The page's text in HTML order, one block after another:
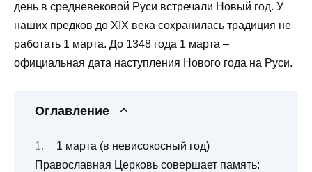
день в средневековой Руси встречали Новый год. У
наших предков до XIX века сохранилась традиция не
работать 1 марта. До 1348 года 1 марта –
официальная дата наступления Нового года на Руси.
Оглавление
1 марта (в невисокосный год)
Православная Церковь совершает память: